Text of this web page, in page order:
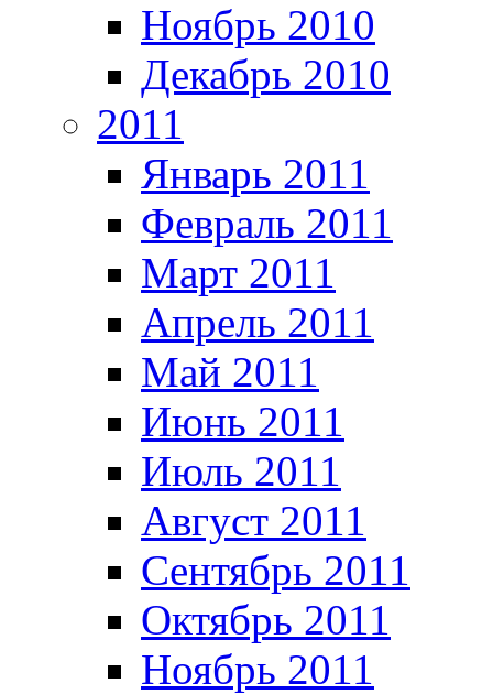
Ноябрь 2010
Декабрь 2010
2011
Январь 2011
Февраль 2011
Март 2011
Апрель 2011
Май 2011
Июнь 2011
Июль 2011
Август 2011
Сентябрь 2011
Октябрь 2011
Ноябрь 2011